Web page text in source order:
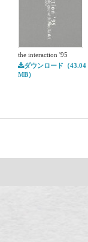
the interaction '95
ダウンロード（43.04
MB）